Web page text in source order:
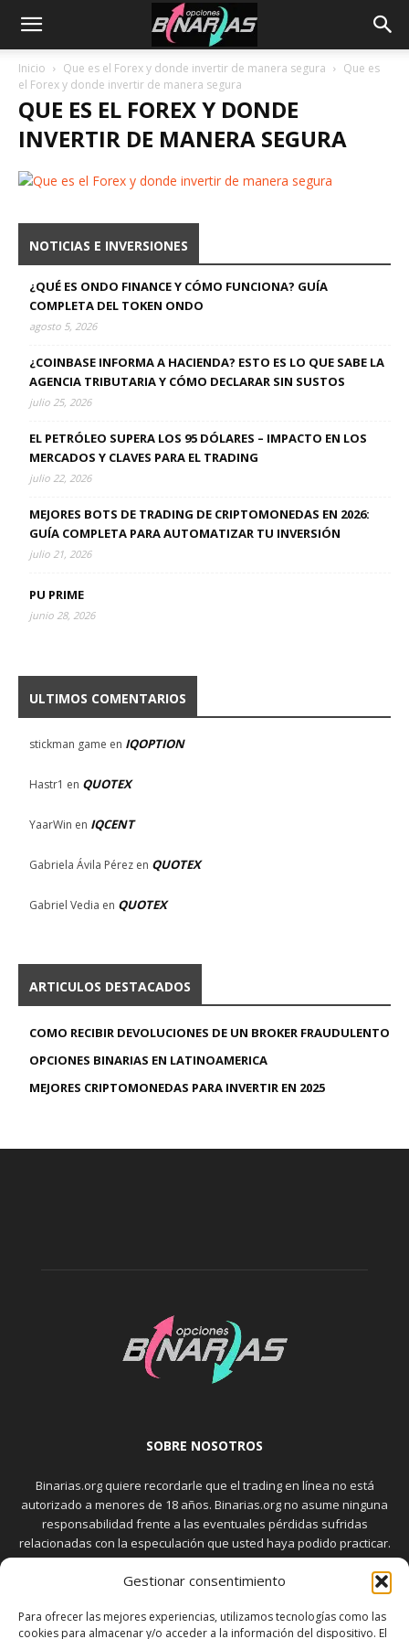
Gestionar consentimiento
Para ofrecer las mejores experiencias, utilizamos tecnologías como las
cookies para almacenar y/o acceder a la información del dispositivo. El
Inicio Que es el Forex y donde invertir de manera segura
Que es
el Forex y donde invertir de manera segura
QUE ES EL FOREX Y DONDE
INVERTIR DE MANERA SEGURA
NOTICIAS E INVERSIONES
¿QUÉ ES ONDO FINANCE Y CÓMO FUNCIONA? GUÍA
COMPLETA DEL TOKEN ONDO
agosto 5, 2026
¿COINBASE INFORMA A HACIENDA? ESTO ES LO QUE SABE LA
AGENCIA TRIBUTARIA Y CÓMO DECLARAR SIN SUSTOS
julio 25, 2026
EL PETRÓLEO SUPERA LOS 95 DÓLARES – IMPACTO EN LOS
MERCADOS Y CLAVES PARA EL TRADING
julio 22, 2026
MEJORES BOTS DE TRADING DE CRIPTOMONEDAS EN 2026:
GUÍA COMPLETA PARA AUTOMATIZAR TU INVERSIÓN
julio 21, 2026
PU PRIME
junio 28, 2026
ULTIMOS COMENTARIOS
stickman game en IQOPTION
Hastr1 en QUOTEX
YaarWin en IQCENT
Gabriela Ávila Pérez en QUOTEX
Gabriel Vedia en QUOTEX
ARTICULOS DESTACADOS
COMO RECIBIR DEVOLUCIONES DE UN BROKER FRAUDULENTO
OPCIONES BINARIAS EN LATINOAMERICA
MEJORES CRIPTOMONEDAS PARA INVERTIR EN 2025
SOBRE NOSOTROS
Binarias.org quiere recordarle que el trading en línea no está
autorizado a menores de 18 años. Binarias.org no asume ninguna
responsabilidad frente a las eventuales pérdidas sufridas
relacionadas con la especulación que usted haya podido practicar.
El trading en el mercado de opciones binarias implica riesgos
elevados. Usted debe conocer y aceptar estos riesgos, que
transacciones bursátiles.